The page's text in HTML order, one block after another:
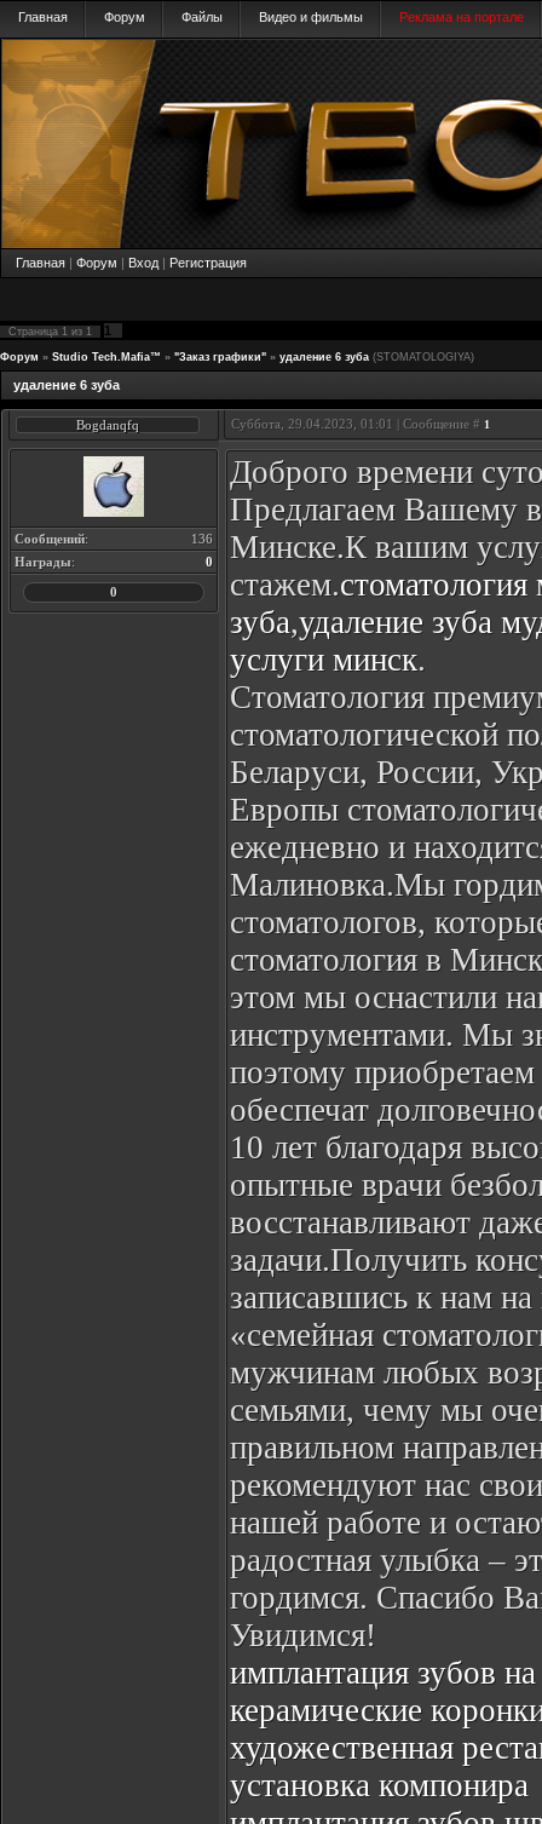
Главная Форум Файлы Видео и фильмы Реклама на портале
Главная | Форум | Вход | Регистрация
Страница 1 из 1 1
Форум » Studio Tech.Mafia™ » "Заказ графики" » удаление 6 зуба (STOMATOLOGIYA)
удаление 6 зуба
Bogdanqfq Суббота, 29.04.2023, 01:01 | Сообщение # 1
Сообщений:
136
Награды: 0
0
Доброго времени
Предлагаем Вашему
Минске.К вашим
стажем.стоматология
зуба,удаление зуба
услуги минск.
Стоматология
стоматологической
Беларуси, России,
Европы
ежедневно и
Малиновка.Мы
стоматологов,
стоматология в
этом мы оснастили
инструментами. Мы
поэтому
обеспечат
10 лет благодаря
опытные врачи
восстанавливают
задачи.Получить
записавшись к нам
«семейная
мужчинам любых
семьями, чему мы
правильном
рекомендуют нас
нашей работе и
радостная улыбка –
гордимся. Спасибо
Увидимся!
имплантация зубов
керамические
художественная
установка компонира